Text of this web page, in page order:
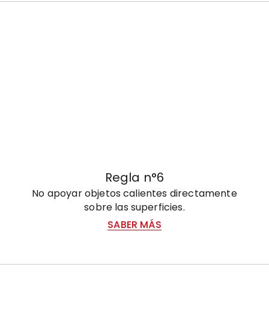
Regla n°6
No apoyar objetos calientes directamente
sobre las superficies.
SABER MÁS